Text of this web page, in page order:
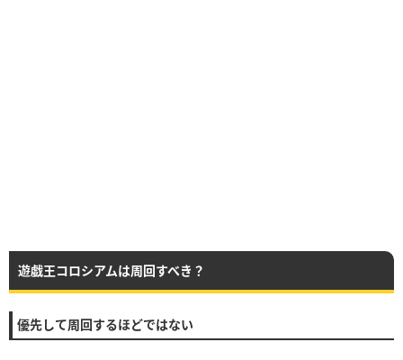
遊戯王コロシアムは周回すべき？
優先して周回するほどではない